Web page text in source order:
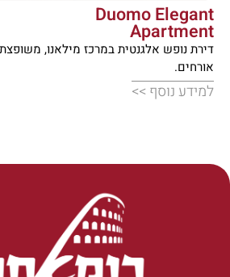
Duomo Elegant
Apartment
אורחים.
למידע נוסף >>